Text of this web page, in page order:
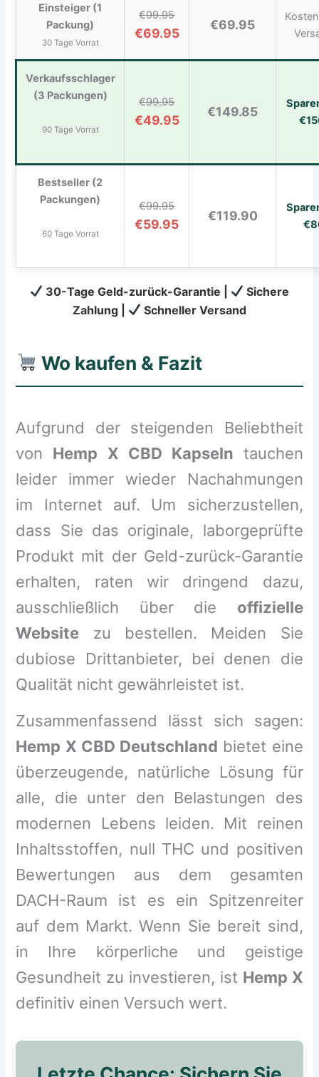
Einsteiger (1
Packung)
30 Tage Vorrat
€99.95
€69.95
€69.95
Verkaufsschlager
(3 Packungen)
90 Tage Vorrat
€99.95
€49.95
€149.85
Bestseller (2
Packungen)
60 Tage Vorrat
€99.95
€59.95
€119.90
30-Tage Geld-zurück-Garantie |
Sichere
Zahlung |
Schneller Versand
Wo kaufen & Fazit
Aufgrund der steigenden Beliebtheit
von Hemp X CBD Kapseln tauchen
leider immer wieder Nachahmungen
im Internet auf. Um sicherzustellen,
dass Sie das originale, laborgeprüfte
Produkt mit der Geld-zurück-Garantie
erhalten, raten wir dringend dazu,
ausschließlich über die offizielle
Website zu bestellen. Meiden Sie
dubiose Drittanbieter, bei denen die
Qualität nicht gewährleistet ist.
Zusammenfassend lässt sich sagen:
Hemp X CBD Deutschland bietet eine
überzeugende, natürliche Lösung für
alle, die unter den Belastungen des
modernen Lebens leiden. Mit reinen
Inhaltsstoffen, null THC und positiven
Bewertungen aus dem gesamten
DACH-Raum ist es ein Spitzenreiter
auf dem Markt. Wenn Sie bereit sind,
in Ihre körperliche und geistige
Gesundheit zu investieren, ist Hemp X
definitiv einen Versuch wert.